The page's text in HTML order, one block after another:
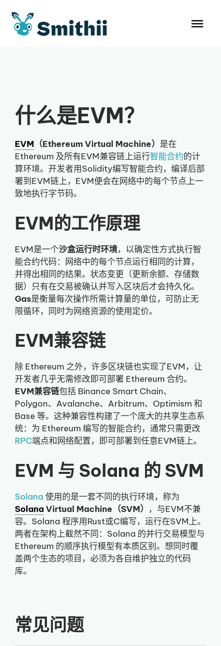
什么是EVM？
EVM （Ethereum Virtual Machine） 是在
Ethereum 及所有EVM兼容链上运行智能合约的计
算环境。开发者用Solidity编写智能合约，编译后部
署到EVM链上，EVM便会在网络中的每个节点上一
致地执行字节码。
EVM的工作原理
EVM是一个沙盒运行时环境，以确定性方式执行智
能合约代码：网络中的每个节点运行相同的计算，
并得出相同的结果。状态变更（更新余额、存储数
据）只有在交易被确认并写入区块后才会持久化。
Gas是衡量每次操作所需计算量的单位，可防止无
限循环，同时为网络资源的使用定价。
EVM兼容链
除 Ethereum 之外，许多区块链也实现了EVM，让
开发者几乎无需修改即可部署 Ethereum 合约。
EVM兼容链包括 Binance Smart Chain、
Polygon、Avalanche、Arbitrum、Optimism 和
Base 等。这种兼容性构建了一个庞大的共享生态系
统：为 Ethereum 编写的智能合约，通常只需更改
RPC端点和网络配置，即可部署到任意EVM链上。
EVM 与 Solana 的 SVM
Solana 使用的是一套不同的执行环境，称为
SolanaVirtual Machine（SVM）
，与EVM不兼
容。Solana 程序用Rust或C编写，运行在SVM上。
两者在架构上截然不同：Solana 的并行交易模型与
Ethereum 的顺序执行模型有本质区别。想同时覆
盖两个生态的项目，必须为各自维护独立的代码
库。
常见问题